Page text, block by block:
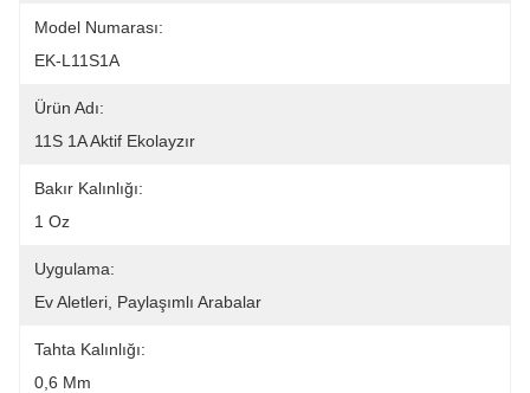
Model Numarası:
EK-L11S1A
Ürün Adı:
11S 1A Aktif Ekolayzır
Bakır Kalınlığı:
1 Oz
Uygulama:
Ev Aletleri, Paylaşımlı Arabalar
Tahta Kalınlığı:
0,6 Mm